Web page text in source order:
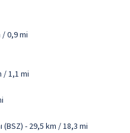
/ 0,9 mi
/ 1,1 mi
(BSZ) - 29,5 km / 18,3 mi